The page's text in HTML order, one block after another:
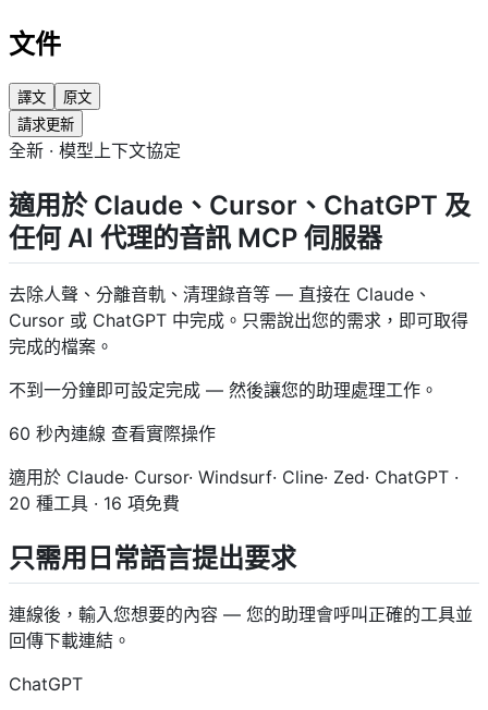
文件
譯文
原文
請求更新
全新 · 模型上下文協定
適用於 Claude、Cursor、ChatGPT 及
任何 AI 代理的音訊 MCP 伺服器
去除人聲、分離音軌、清理錄音等 — 直接在 Claude、
Cursor 或 ChatGPT 中完成。只需說出您的需求，即可取得
完成的檔案。
不到一分鐘即可設定完成 — 然後讓您的助理處理工作。
60 秒內連線 查看實際操作
適用於 Claude· Cursor· Windsurf· Cline· Zed· ChatGPT ·
20 種工具 · 16 項免費
只需用日常語言提出要求
連線後，輸入您想要的內容 — 您的助理會呼叫正確的工具並
回傳下載連結。
ChatGPT